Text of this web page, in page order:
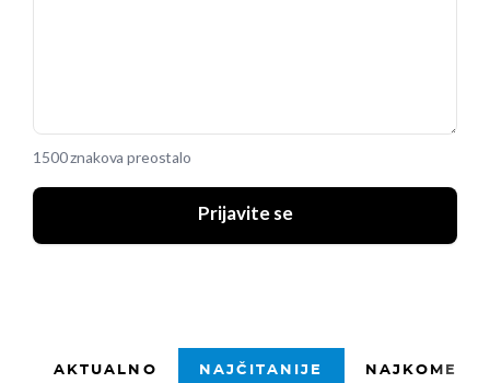
1500 znakova preostalo
Prijavite se
AKTUALNO NAJČITANIJE